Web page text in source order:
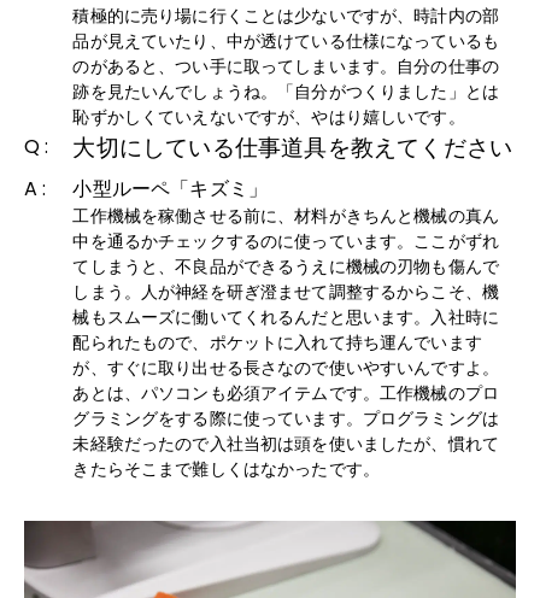
積極的に売り場に行くことは少ないですが、時計内の部
品が見えていたり、中が透けている仕様になっているも
のがあると、つい手に取ってしまいます。自分の仕事の
跡を見たいんでしょうね。「自分がつくりました」とは
恥ずかしくていえないですが、やはり嬉しいです。
Q : 大切にしている仕事道具を教えてください
A : 小型ルーペ「キズミ」
工作機械を稼働させる前に、材料がきちんと機械の真ん
中を通るかチェックするのに使っています。ここがずれ
てしまうと、不良品ができるうえに機械の刃物も傷んで
しまう。人が神経を研ぎ澄ませて調整するからこそ、機
械もスムーズに働いてくれるんだと思います。入社時に
配られたもので、ポケットに入れて持ち運んでいます
が、すぐに取り出せる長さなので使いやすいんですよ。
あとは、パソコンも必須アイテムです。工作機械のプロ
グラミングをする際に使っています。プログラミングは
未経験だったので入社当初は頭を使いましたが、慣れて
きたらそこまで難しくはなかったです。